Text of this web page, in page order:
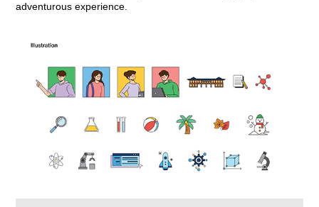
adventurous experience.